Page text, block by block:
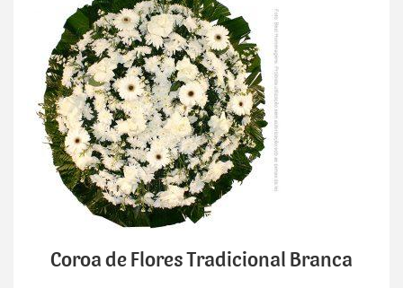
Coroa de Flores Tradicional Branca